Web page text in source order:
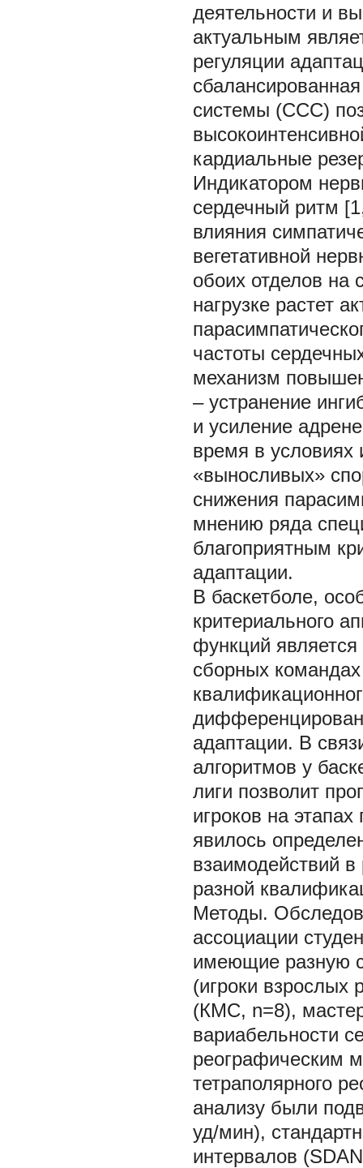
деятельности и
актуальным
регуляции
системы (ССС)
кардиальные
Индикатором
сердечный ритм
влияния
вегетативной
обоих отделов на
нагрузке растет
частоты
механизм
– устранение
и усиление
время в условиях
«выносливых»
снижения
мнению ряда
благоприятным
адаптации.
В баскетболе,
критериального
функций является
сборных
адаптации. В
алгоритмов у
лиги позволит
игроков на
явилось
взаимодействий в
разной
Методы.
ассоциации
имеющие разную
(игроки взрослых
(КМС, n=8),
вариабельности
реографическим
тетраполярного
анализу были
уд/мин),
интервалов